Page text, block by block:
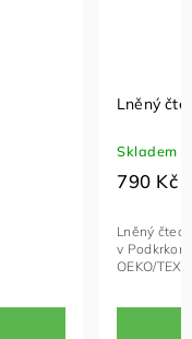
Lněný
Skladem
790 Kč
Lněný
v
OEKO/TEX.